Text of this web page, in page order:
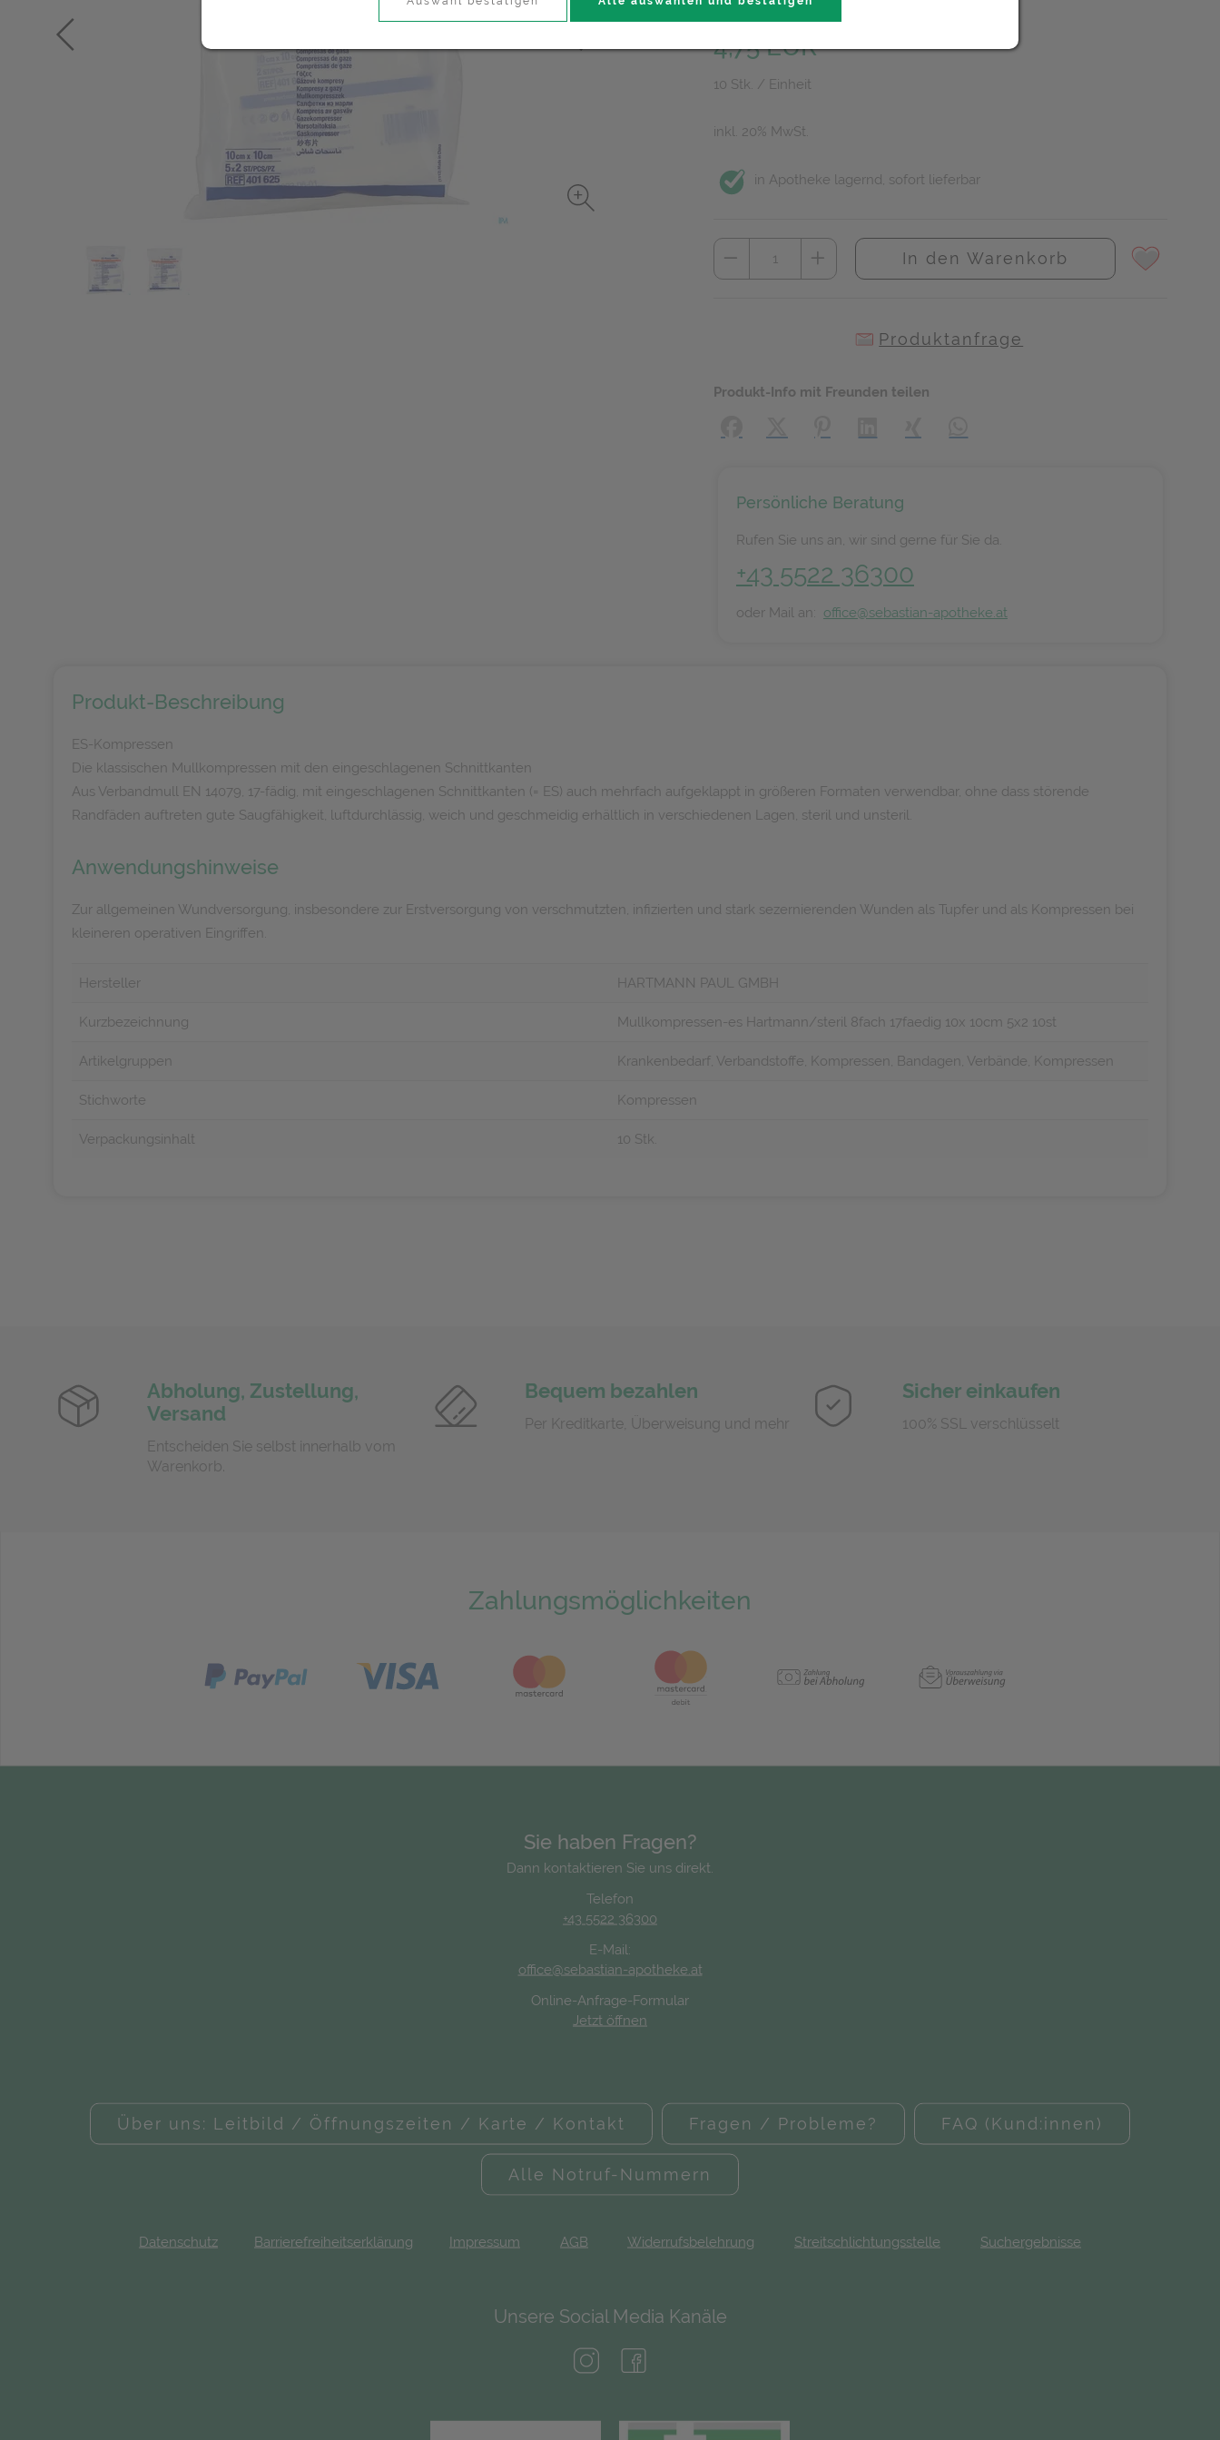
PZN: 1152864
4,75 EUR
10 Stk. / Einheit
inkl. 20% MwSt.
in Apotheke lagernd, sofort lieferbar
In den Warenkorb
Produktanfrage
Produkt-Info mit Freunden teilen
Persönliche Beratung
Rufen Sie uns an, wir sind gerne für Sie da.
+43 5522 36300
oder Mail an: office@sebastian-apotheke.at
Produkt-Beschreibung
ES-Kompressen
Die klassischen Mullkompressen mit den eingeschlagenen Schnittkanten
Aus Verbandmull EN 14079, 17-fädig, mit eingeschlagenen Schnittkanten (= ES) auch mehrfach aufgeklappt in größeren Formaten verwendbar, ohne dass störende
Randfäden auftreten gute Saugfähigkeit, luftdurchlässig, weich und geschmeidig erhältlich in verschiedenen Lagen, steril und unsteril.
Anwendungshinweise
Zur allgemeinen Wundversorgung, insbesondere zur Erstversorgung von verschmutzten, infizierten und stark sezernierenden Wunden als Tupfer und als Kompressen bei
kleineren operativen Eingriffen.
Hersteller HARTMANN PAUL GMBH
Kurzbezeichnung Mullkompressen-es Hartmann/steril 8fach 17faedig 10x 10cm 5x2 10st
Artikelgruppen Krankenbedarf, Verbandstoffe, Kompressen, Bandagen, Verbände, Kompressen
Stichworte Kompressen
Verpackungsinhalt 10 Stk.
Abholung, Zustellung,
Versand
Entscheiden Sie selbst innerhalb vom
Warenkorb.
Bequem bezahlen
Per Kreditkarte, Überweisung und mehr
Sicher einkaufen
100% SSL verschlüsselt
Zahlungsmöglichkeiten
Sie haben Fragen?
Dann kontaktieren Sie uns direkt.
Telefon
+43 5522 36300
E-Mail:
office@sebastian-apotheke.at
Online-Anfrage-Formular
Jetzt öffnen
Über uns: Leitbild / Öffnungszeiten / Karte / Kontakt Fragen / Probleme? FAQ (Kund:innen)
Alle Notruf-Nummern
Datenschutz Barrierefreiheitserklärung Impressum AGB Widerrufsbelehrung Streitschlichtungsstelle Suchergebnisse
Unsere Social Media Kanäle
(öffnet in neuem Tab)
(öffnet in neuem Tab)